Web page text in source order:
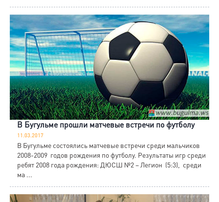
В Бугульме прошли матчевые встречи по футболу
11.03.2017
В Бугульме состоялись матчевые встречи среди мальчиков
2008-2009 годов рождения по футболу. Результаты игр среди
ребят 2008 года рождения: ДЮСШ №2 – Легион (5:3), среди
ма ...